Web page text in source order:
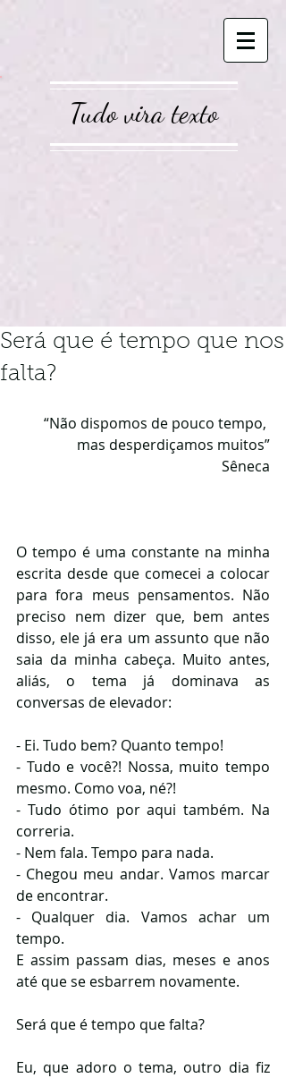
Tudo vira texto
Será que é tempo que nos
falta?
“Não dispomos de pouco tempo,
mas desperdiçamos muitos”
Sêneca
O tempo é uma constante na minha
escrita desde que comecei a colocar
para fora meus pensamentos. Não
preciso nem dizer que, bem antes
disso, ele já era um assunto que não
saia da minha cabeça. Muito antes,
aliás, o tema já dominava as
conversas de elevador:
- Ei. Tudo bem? Quanto tempo!
- Tudo e você?! Nossa, muito tempo
mesmo. Como voa, né?!
- Tudo ótimo por aqui também. Na
correria.
- Nem fala. Tempo para nada.
- Chegou meu andar. Vamos marcar
de encontrar.
- Qualquer dia. Vamos achar um
tempo.
E assim passam dias, meses e anos
até que se esbarrem novamente.
Será que é tempo que falta?
Eu, que adoro o tema, outro dia fiz